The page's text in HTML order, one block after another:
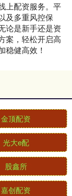
上配资服务。平
及多重风控保
论是新手还是资
案，轻松开启高
稳健高效！
金顶配资
光大e配
股鑫所
嘉创配资